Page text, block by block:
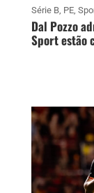
Série B, PE,
Dal Pozzo
Sport estão